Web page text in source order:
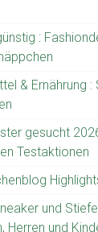
:
& Ernährung :
gesucht
Testaktionen
und
Herren und